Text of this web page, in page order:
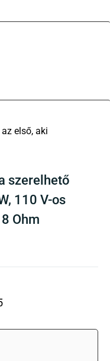
szerelhető
110 V-os
Ohm